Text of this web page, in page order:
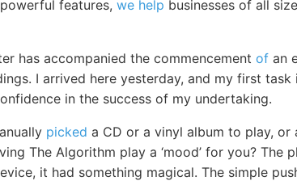
features, we help businesses of all
has accompanied the commencement of an
I arrived here yesterday, and my first task
in the success of my undertaking.
picked a CD or a vinyl album to play, or
The Algorithm play a ‘mood’ for you? The
it had something magical. The simple